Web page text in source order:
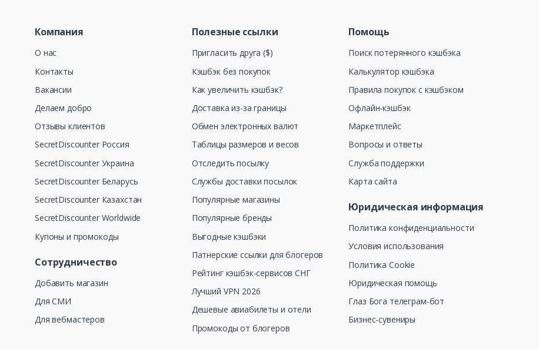
Компания
О нас
Контакты
Вакансии
Делаем добро
Отзывы клиентов
SecretDiscounter Россия
SecretDiscounter Украина
SecretDiscounter Беларусь
SecretDiscounter Казахстан
SecretDiscounter Worldwide
Купоны и промокоды
Сотрудничество
Добавить магазин
Для СМИ
Для вебмастеров
Полезные ссылки
Пригласить друга ($)
Кэшбэк без покупок
Как увеличить кэшбэк?
Доставка из-за границы
Обмен электронных валют
Таблицы размеров и весов
Отследить посылку
Службы доставки посылок
Популярные магазины
Популярные бренды
Выгодные кэшбэки
Патнерские ссылки для блогеров
Рейтинг кэшбэк-сервисов СНГ
Лучший VPN 2026
Дешевые авиабилеты и отели
Промокоды от блогеров
Помощь
Поиск потерянного кэшбэка
Калькулятор кэшбэка
Правила покупок с кэшбэком
Офлайн-кэшбэк
Маркетплейс
Вопросы и ответы
Служба поддержки
Карта сайта
Юридическая информация
Политика конфиденциальности
Условия использования
Политика Cookie
Юридическая помощь
Глаз Бога телеграм-бот
Бизнес-сувениры